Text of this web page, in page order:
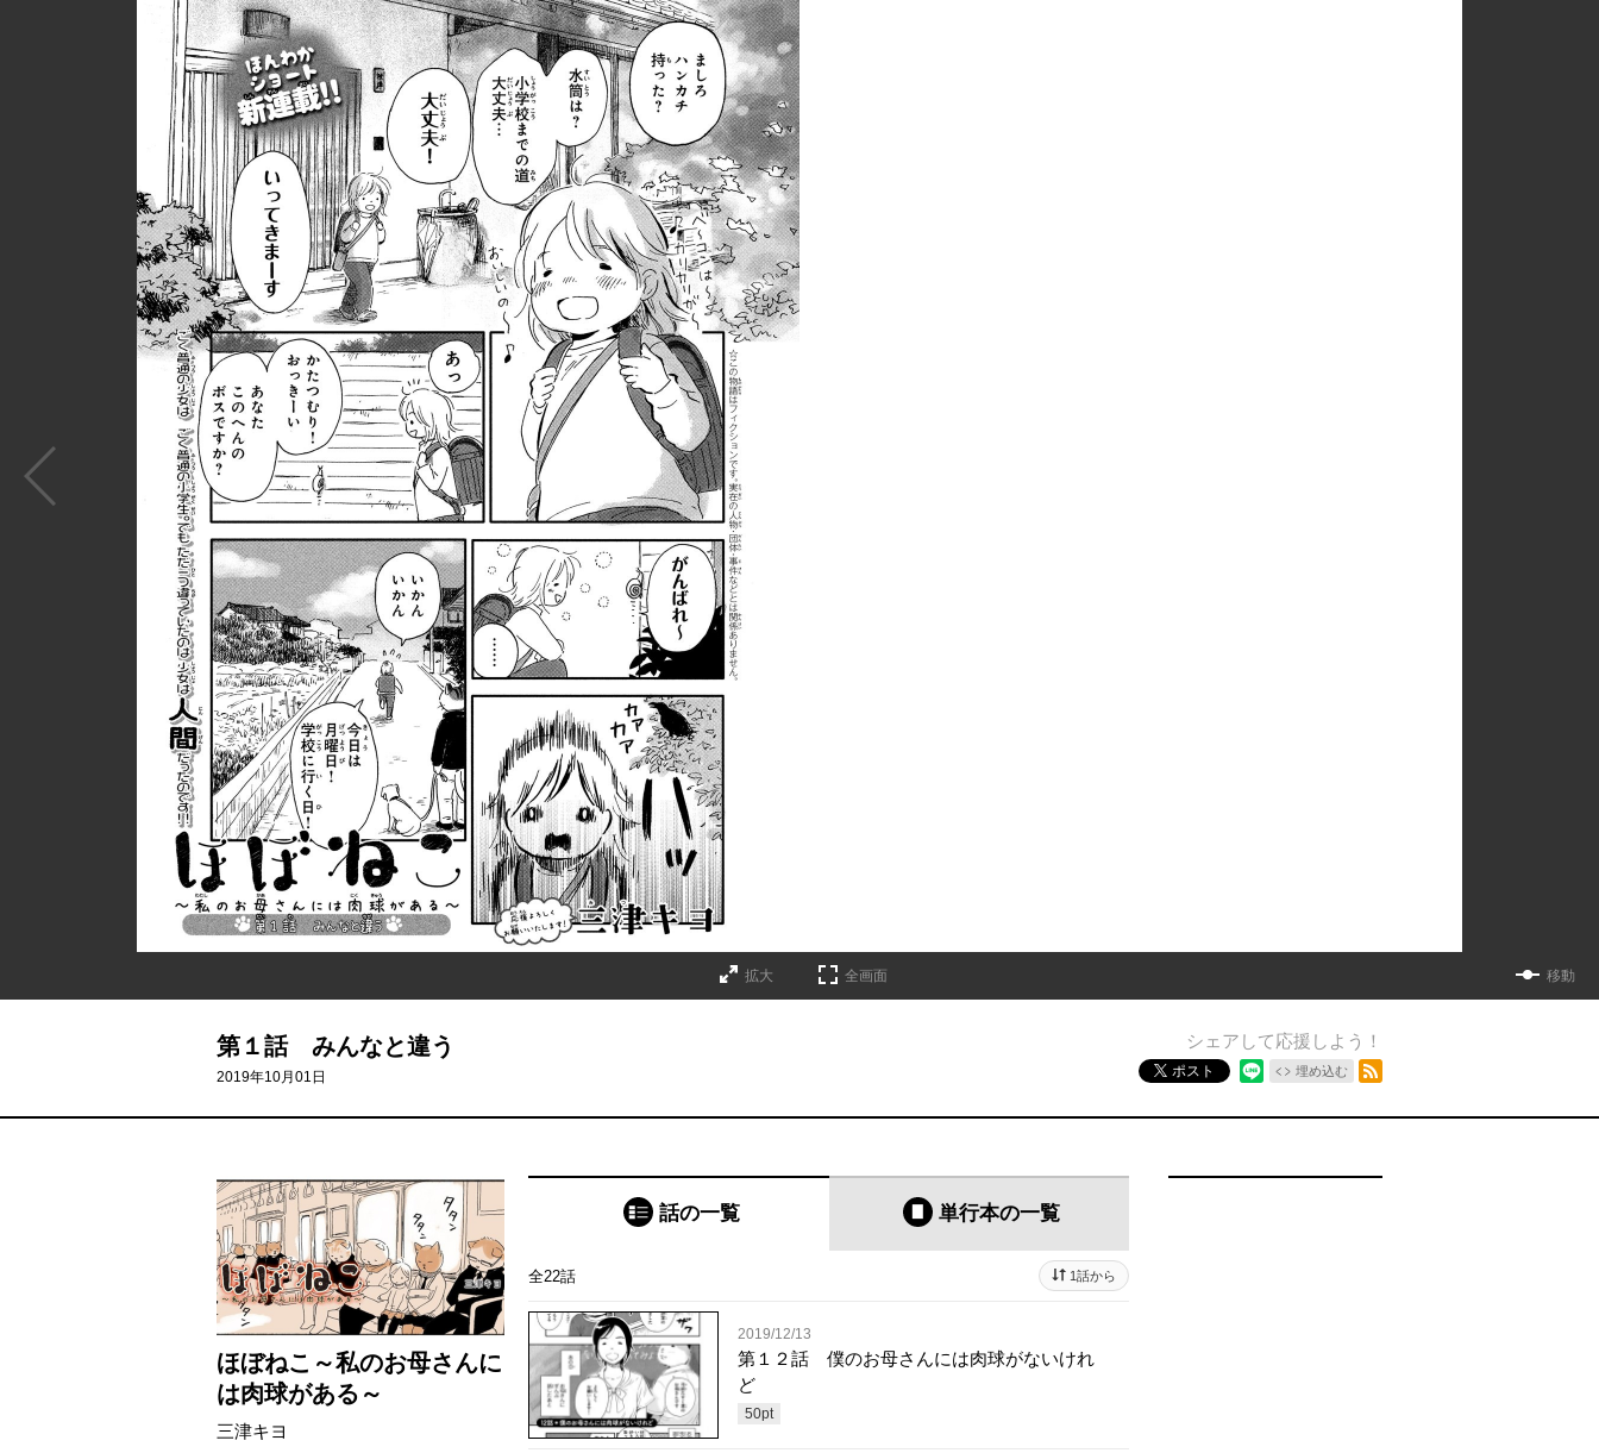
拡大 全画面 移動
第１話 みんなと違う
2019年10月01日
シェアして応援しよう！
ポスト 埋め込む
ほぼねこ～私のお母さんに
は肉球がある～
三津キヨ
話の一覧 単行本の一覧
全22話 1話から
2019/12/13
第１２話 僕のお母さんには肉球がないけれ
ど
50pt